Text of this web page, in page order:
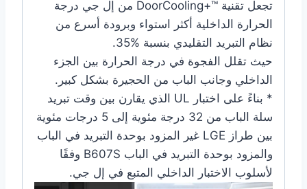
تجعل تقنية DoorCooling+™‎ من إل جي درجة
الحرارة الداخلية أكثر استواء وبرودة أسرع من
نظام التبريد التقليدي بنسبة %35.
حيث تقلل الفجوة في درجة الحرارة بين الجزء
الداخلي وجانب الباب من الحجيرة بشكل كبير.
* بناءً على اختبار UL الذي يقارن بين وقت تبريد
سلة الباب من 32 درجة مئوية إلى 5 درجات مئوية
بين طراز LGE غير المزود بوحدة التبريد في الباب
والمزود بوحدة التبريد في الباب B607S وفقًا
لأسلوب الاختبار الداخلي المتبع في إل جي.